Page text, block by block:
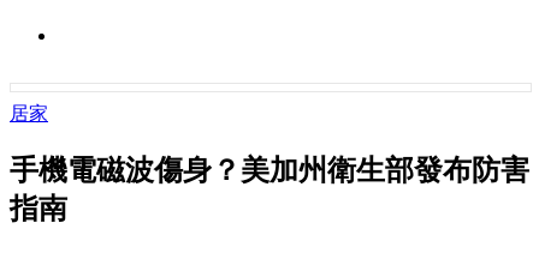
居家
手機電磁波傷身？美加州衛生部發布防害
指南